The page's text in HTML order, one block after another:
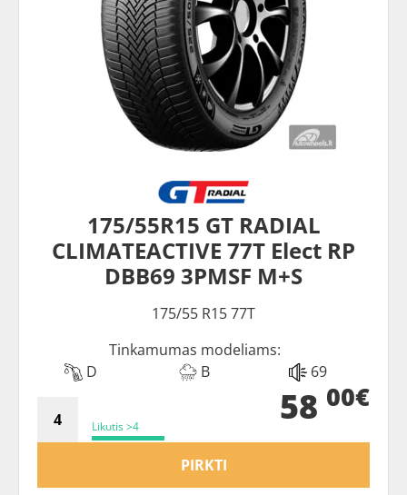
175/55R15 GT RADIAL
CLIMATEACTIVE 77T Elect RP
DBB69 3PMSF M+S
175/55 R15 77T
Tinkamumas modeliams:
D
B 69
Likutis >4 58 00€
PIRKTI